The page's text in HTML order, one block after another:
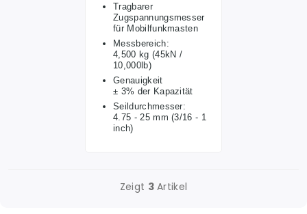
Tragbarer
Zugspannungsmesser
für Mobilfunkmasten
Messbereich:
4,500 kg (45kN /
10,000lb)
Genauigkeit
± 3% der Kapazität
Seildurchmesser:
4.75 - 25 mm (3/16 - 1
inch)
Zeigt 3Artikel